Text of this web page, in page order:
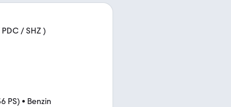
/ SHZ )
PS) • Benzin